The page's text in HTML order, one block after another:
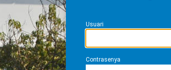
Usuari
Contrasenya